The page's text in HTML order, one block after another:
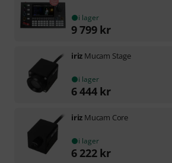
i lager
9 799 kr
iriz Mucam Stage
i lager
6 444 kr
iriz Mucam Core
i lager
6 222 kr